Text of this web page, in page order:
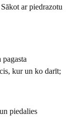
ar piedrazotu
kur un ko darīt;
piedalies